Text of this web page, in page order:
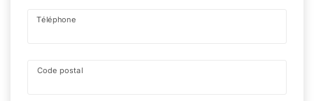
Téléphone
Code postal